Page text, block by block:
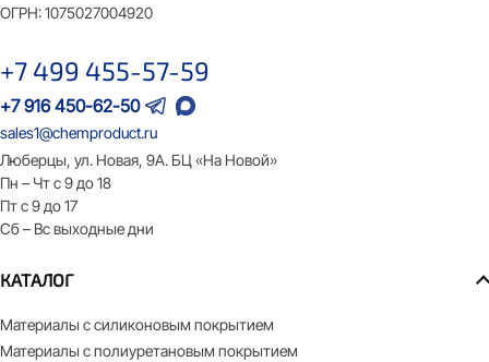
ОГРН:1075027004920
КАТАЛОГ
Материалы с силиконовым покрытием
Материалы с полиуретановым покрытием
+7 499 455-57-59
+7 916 450-62-50
sales1@chemproduct.ru
Люберцы, ул. Новая, 9А. БЦ «На Новой»
Пн – Чт с 9 до 18
Пт с 9 до 17
Сб – Вс выходные дни